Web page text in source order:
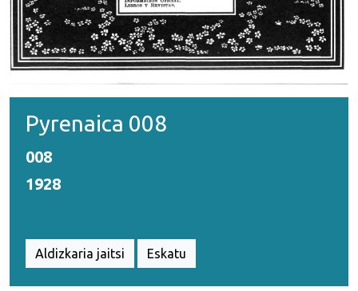
Pyrenaica 008
008
1928
Aldizkaria jaitsi Eskatu